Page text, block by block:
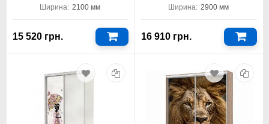
телевизор 2100 мм
Ширина: 2100 мм
15 520 грн.
Мастер 2900x450x2400
Ширина: 2900 мм
16 910 грн.